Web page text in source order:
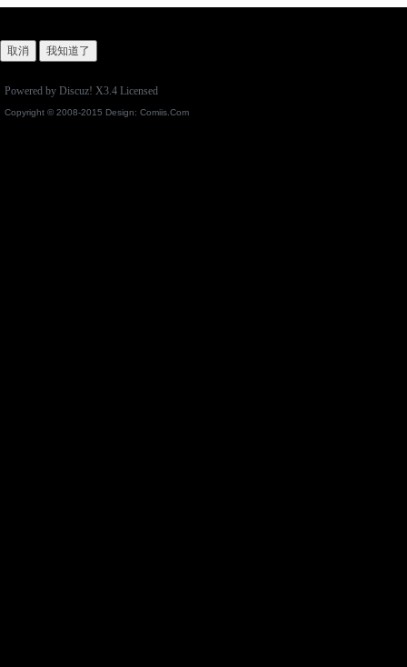
取消 我知道了
Powered by Discuz! X3.4 Licensed
Copyright © 2008-2015 Design: Comiis.Com